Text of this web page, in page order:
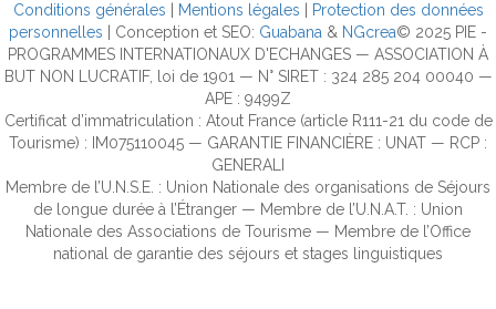
Conditions générales Mentions légales
Protection des données
personnelles | Conception et SEO: Guabana & NGcrea© 2025 PIE -
PROGRAMMES INTERNATIONAUX D'ECHANGES — ASSOCIATION À
BUT NON LUCRATIF, loi de 1901 — N° SIRET : 324 285 204 00040 —
APE : 9499Z
Certificat d’immatriculation : Atout France (article R111-21 du code de
Tourisme) : IM075110045 — GARANTIE FINANCIÈRE : UNAT — RCP :
GENERALI
Membre de l’U.N.S.E. : Union Nationale des organisations de Séjours
de longue durée à l’Étranger — Membre de l’U.N.A.T. : Union
Nationale des Associations de Tourisme — Membre de l’Office
national de garantie des séjours et stages linguistiques